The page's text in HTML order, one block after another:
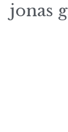
jonas